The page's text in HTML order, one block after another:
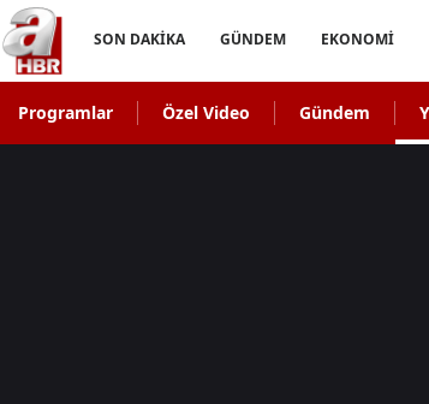
SON DAKİKA GÜNDEM EKONOMİ
Programlar Özel Video Gündem